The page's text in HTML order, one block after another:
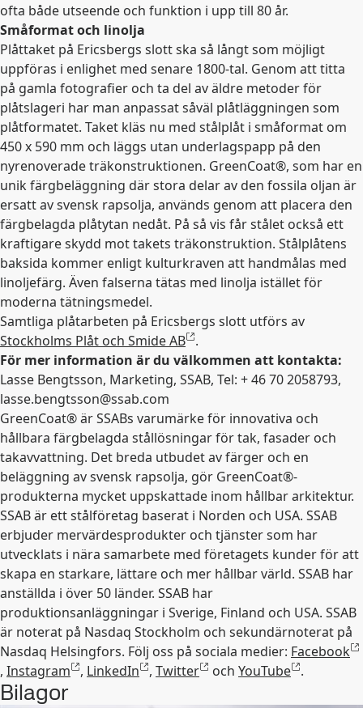
ofta både utseende och funktion i upp till 80 år.
Småformat och linolja
Plåttaket på Ericsbergs slott ska så långt som möjligt
uppföras i enlighet med senare 1800-tal. Genom att titta
på gamla fotografier och ta del av äldre metoder för
plåtslageri har man anpassat såväl plåtläggningen som
plåtformatet. Taket kläs nu med stålplåt i småformat om
450 x 590 mm och läggs utan underlagspapp på den
nyrenoverade träkonstruktionen. GreenCoat®, som har en
unik färgbeläggning där stora delar av den fossila oljan är
ersatt av svensk rapsolja, används genom att placera den
färgbelagda plåtytan nedåt. På så vis får stålet också ett
kraftigare skydd mot takets träkonstruktion. Stålplåtens
baksida kommer enligt kulturkraven att handmålas med
linoljefärg. Även falserna tätas med linolja istället för
moderna tätningsmedel.
Samtliga plåtarbeten på Ericsbergs slott utförs av
Stockholms Plåt och Smide AB .
För mer information är du välkommen att kontakta:
Lasse Bengtsson, Marketing, SSAB, Tel: + 46 70 2058793,
lasse.bengtsson@ssab.com
GreenCoat® är SSABs varumärke för innovativa och
hållbara färgbelagda stållösningar för tak, fasader och
takavvattning. Det breda utbudet av färger och en
beläggning av svensk rapsolja, gör GreenCoat®-
produkterna mycket uppskattade inom hållbar arkitektur.
SSAB är ett stålföretag baserat i Norden och USA. SSAB
erbjuder mervärdesprodukter och tjänster som har
utvecklats i nära samarbete med företagets kunder för att
skapa en starkare, lättare och mer hållbar värld. SSAB har
anställda i över 50 länder. SSAB har
produktionsanläggningar i Sverige, Finland och USA. SSAB
är noterat på Nasdaq Stockholm och sekundärnoterat på
Nasdaq Helsingfors. Följ oss på sociala medier: Facebook
, Instagram , LinkedIn , Twitter och YouTube .
Bilagor